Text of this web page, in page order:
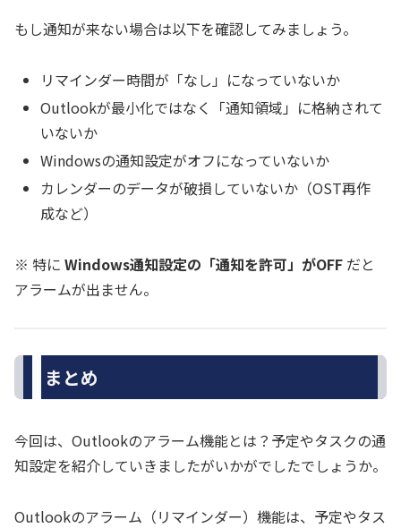
もし通知が来ない場合は以下を確認してみましょう。
リマインダー時間が「なし」になっていないか
Outlookが最小化ではなく「通知領域」に格納されて
いないか
Windowsの通知設定がオフになっていないか
カレンダーのデータが破損していないか（OST再作
成など）
※ 特に Windows通知設定の「通知を許可」がOFF だと
アラームが出ません。
まとめ
今回は、Outlookのアラーム機能とは？予定やタスクの通
知設定を紹介していきましたがいかがでしたでしょうか。
Outlookのアラーム（リマインダー）機能は、予定やタス